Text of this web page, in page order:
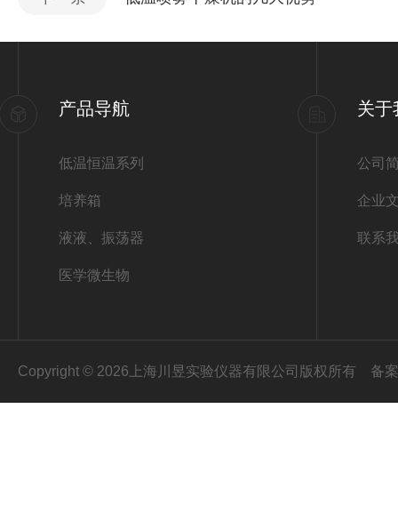
产品导航
低温恒温系列
培养箱
液液、振荡器
医学微生物
关于
公司
企业
联系
Copyright © 2026上海川昱实验仪器有限公司版权所有 备